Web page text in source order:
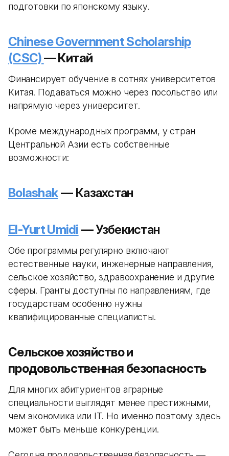
подготовки по японскому языку.
Chinese Government Scholarship
(CSC)— Китай
Финансирует обучение в сотнях университетов
Китая. Подаваться можно через посольство или
напрямую через университет.
Кроме международных программ, у стран
Центральной Азии есть собственные
возможности:
Bolashak— Казахстан
El-Yurt Umidi — Узбекистан
Обе программы регулярно включают
естественные науки, инженерные направления,
сельское хозяйство, здравоохранение и другие
сферы. Гранты доступны по направлениям, где
государствам особенно нужны
квалифицированные специалисты.
Сельское хозяйство и
продовольственная безопасность
Для многих абитуриентов аграрные
специальности выглядят менее престижными,
чем экономика или IT. Но именно поэтому здесь
может быть меньше конкуренции.